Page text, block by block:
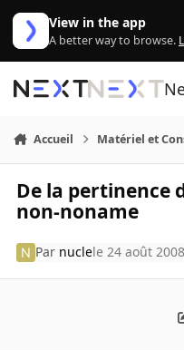
Aller au contenu
View in the app
A better way to browse.
Accueil Matériel et
De la pertinence
non-noname
Par nuclele 24 août 2008